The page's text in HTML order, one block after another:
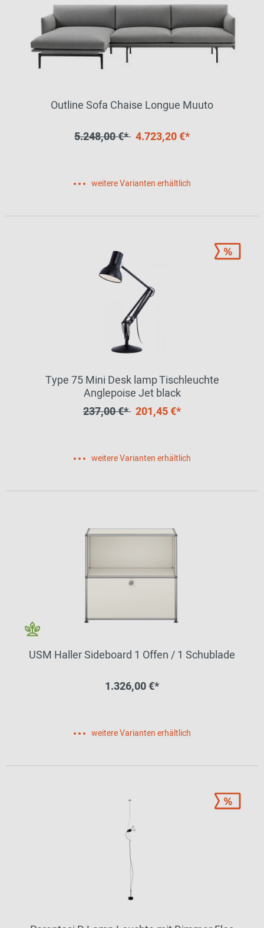
Outline Sofa Chaise Longue Muuto
5.248,00 €* 4.723,20 €*
weitere Varianten erhältlich
Type 75 Mini Desk lamp Tischleuchte
Anglepoise Jet black
237,00 €* 201,45 €*
weitere Varianten erhältlich
USM Haller Sideboard 1 Offen / 1 Schublade
1.326,00 €*
weitere Varianten erhältlich